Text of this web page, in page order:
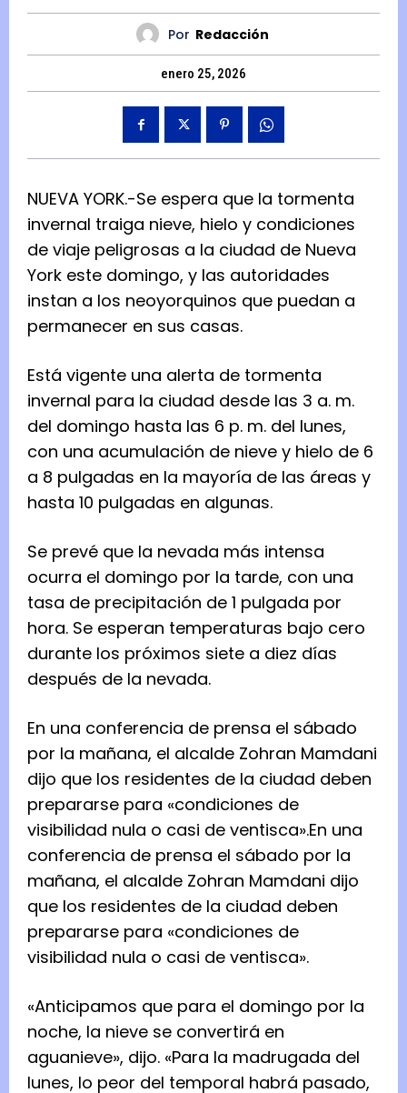
Por Redacción
enero 25, 2026
NUEVA YORK.-Se espera que la tormenta
invernal traiga nieve, hielo y condiciones
de viaje peligrosas a la ciudad de Nueva
York este domingo, y las autoridades
instan a los neoyorquinos que puedan a
permanecer en sus casas.
Está vigente una alerta de tormenta
invernal para la ciudad desde las 3 a. m.
del domingo hasta las 6 p. m. del lunes,
con una acumulación de nieve y hielo de 6
a 8 pulgadas en la mayoría de las áreas y
hasta 10 pulgadas en algunas.
Se prevé que la nevada más intensa
ocurra el domingo por la tarde, con una
tasa de precipitación de 1 pulgada por
hora. Se esperan temperaturas bajo cero
durante los próximos siete a diez días
después de la nevada.
En una conferencia de prensa el sábado
por la mañana, el alcalde Zohran Mamdani
dijo que los residentes de la ciudad deben
prepararse para «condiciones de
visibilidad nula o casi de ventisca».En una
conferencia de prensa el sábado por la
mañana, el alcalde Zohran Mamdani dijo
que los residentes de la ciudad deben
prepararse para «condiciones de
visibilidad nula o casi de ventisca».
«Anticipamos que para el domingo por la
noche, la nieve se convertirá en
aguanieve», dijo. «Para la madrugada del
lunes, lo peor del temporal habrá pasado,